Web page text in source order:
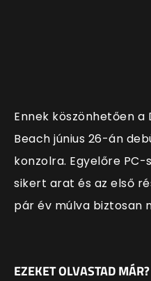
Ennek köszönhetően a
Beach június 26-án
konzolra. Egyelőre
sikert arat és az első
pár év múlva biztosan
EZEKET OLVASTAD MÁR?